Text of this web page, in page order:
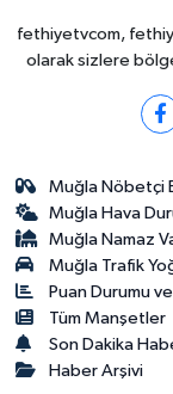
fethiyetvcom,
olarak sizlere
Muğla Nöbetçi
Muğla Hava
Muğla Namaz
Muğla Trafik
Puan Durumu
Tüm Manşetler
Son Dakika
Haber Arşivi